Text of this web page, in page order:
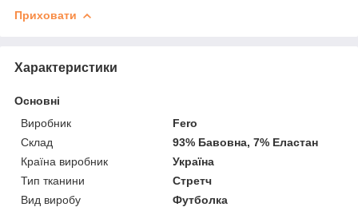
Приховати
Характеристики
Основні
Виробник
Fero
Склад
93% Бавовна, 7% Еластан
Країна виробник
Україна
Тип тканини
Стретч
Вид виробу
Футболка